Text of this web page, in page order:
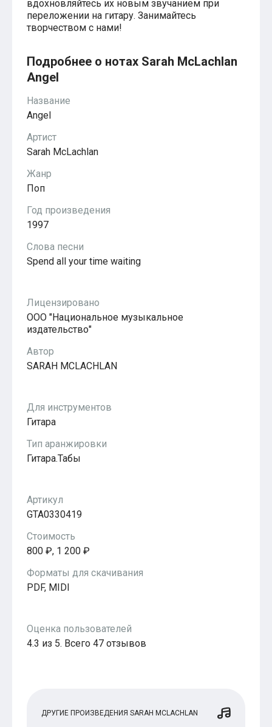
Красавица и чудовище
из мультфильмов Disney
Моана (Disney)
Ходячий замок Хаула
Для обучения
1-ой класс обучения
2-ий класс обучения
Для детского сада
Ноты для младшей группы
Ноты для средней группы
Ноты для старшей группы
Духовная музыка
Христианская музыка
Госпел
The Legend Of Zelda
Friday Night Funkin’
для различных игр
Minecraft
Five Nights at Freddy’s
вдохновляйтесь их новым звучанием при
переложении на гитару. Занимайтесь
творчеством с нами!
Подробнее о нотах Sarah McLachlan
Angel
Название
Angel
Артист
Sarah McLachlan
Жанр
Поп
Год произведения
1997
Слова песни
Spend all your time waiting
Лицензировано
ООО "Национальное музыкальное
издательство"
Автор
SARAH MCLACHLAN
Для инструментов
Гитара
Тип аранжировки
Гитара.Табы
Артикул
GTA0330419
Стоимость
800 ₽, 1 200 ₽
Форматы для скачивания
PDF, MIDI
Оценка пользователей
4.3 из 5. Всего 47 отзывов
ДРУГИЕ ПРОИЗВЕДЕНИЯ SARAH MCLACHLAN